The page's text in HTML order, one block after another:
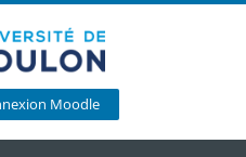
Moodle